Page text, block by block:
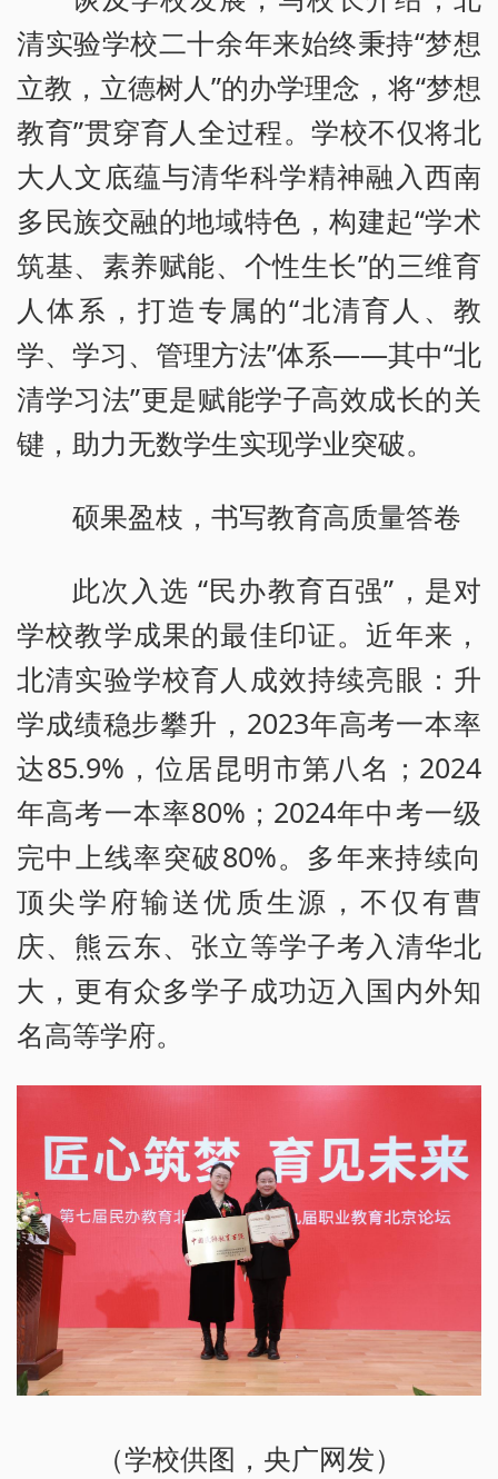
清实验学校二十余年来始终秉持“梦想
立教，立德树人”的办学理念，将“梦想
教育”贯穿育人全过程。学校不仅将北
大人文底蕴与清华科学精神融入西南
多民族交融的地域特色，构建起“学术
筑基、素养赋能、个性生长”的三维育
人体系，打造专属的“北清育人、教
学、学习、管理方法”体系——其中“北
清学习法”更是赋能学子高效成长的关
键，助力无数学生实现学业突破。
硕果盈枝，书写教育高质量答卷
此次入选 “民办教育百强”，是对
学校教学成果的最佳印证。近年来，
北清实验学校育人成效持续亮眼：升
学成绩稳步攀升，2023年高考一本率
达85.9%，位居昆明市第八名；2024
年高考一本率80%；2024年中考一级
完中上线率突破80%。多年来持续向
顶尖学府输送优质生源，不仅有曹
庆、熊云东、张立等学子考入清华北
大，更有众多学子成功迈入国内外知
名高等学府。
（学校供图，央广网发）